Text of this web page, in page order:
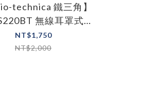
technica 鐵三角】
無線耳罩式耳
機 四色
NT$1,750
NT$2,000